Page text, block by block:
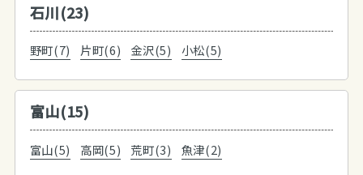
石川(23)
野町(7) 片町(6) 金沢(5) 小松(5)
富山(15)
富山(5) 高岡(5) 荒町(3) 魚津(2)